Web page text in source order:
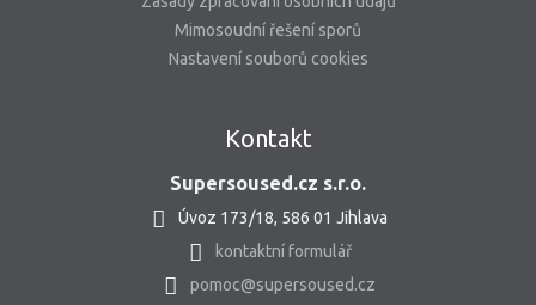
Mimosoudní řešení sporů
Nastavení souborů cookies
Kontakt
Supersoused.cz s.r.o.
Úvoz 173/18, 586 01 Jihlava
kontaktní formulář
pomoc@supersoused.cz